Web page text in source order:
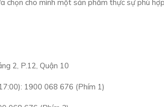
chọn cho mình một sản phẩm thực sự phù hợp.
2, P.12, Quận 10
1900 068 676 (Phím 1)